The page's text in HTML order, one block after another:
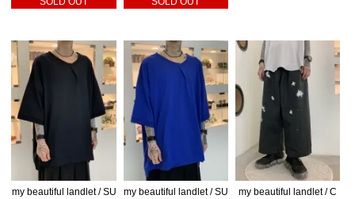
my beautiful landlet / SU
my beautiful landlet / SU
my beautiful landlet / C